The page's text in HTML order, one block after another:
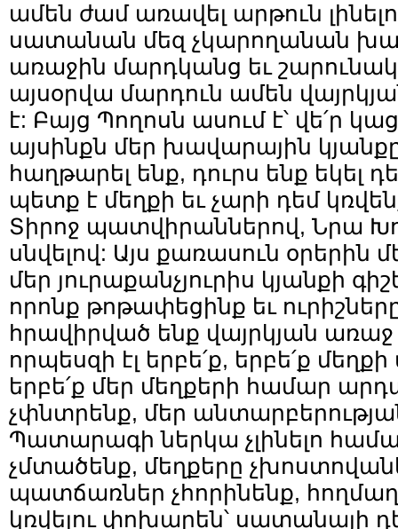
ամեն ժամ առավել արթուն
սատանան մեզ չկարողանան
առաջին մարդկանց եւ
այսօրվա մարդուն ամեն
է: Բայց Պողոսն ասում է՝ վե՛ր
այսինքն մեր խավարային
հաղթարել ենք, դուրս ենք եկել
պետք է մեղքի եւ չարի դեմ
Տիրոջ պատվիրաններով, Նրա
սնվելով: Այս քառասուն օրերին
մեր յուրաքանչյուրիս կյանքի
որոնք թոթափեցինք եւ
հրավիրված ենք վայրկյան
որպեսզի էլ երբե՛ք, երբե՛ք մեղքի
երբե՛ք մեր մեղքերի համար
չփնտրենք, մեր
Պատարագի ներկա չլինելո
չմտածենք, մեղքերը
պատճառներ չհորինենք,
կռվելու փոխարեն՝ սատանայի